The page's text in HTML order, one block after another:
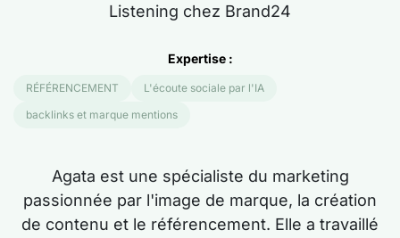
Listening chez Brand24
Expertise :
RÉFÉRENCEMENT
L'écoute sociale par l'IA
backlinks et marque mentions
Agata est une spécialiste du marketing
passionnée par l'image de marque, la création
de contenu et le référencement. Elle a travaillé